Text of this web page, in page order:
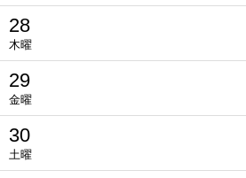
28
木曜
29
金曜
30
土曜